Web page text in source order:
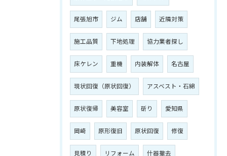
尾張旭市 ジム 店舗 近隣対策
施工品質 下地処理 協力業者探し
床ケレン 重機 内装解体 名古屋
現状回復（原状回復） アスベスト・石綿
原状復帰 美容室 斫り 愛知県
岡崎 原形復旧 原状回復 修復
見積り リフォーム 什器撤去